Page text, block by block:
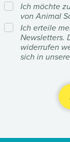
Ich möchte
von Animal
Ich erteile
Newsletters.
widerrufen
sich in